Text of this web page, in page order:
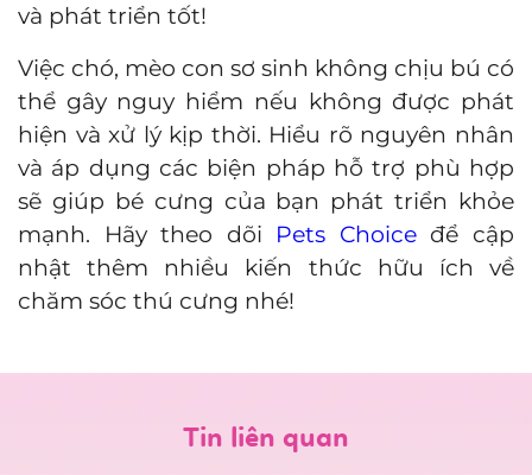
và phát triển tốt!
Việc chó, mèo con sơ sinh không chịu bú có
thể gây nguy hiểm nếu không được phát
hiện và xử lý kịp thời. Hiểu rõ nguyên nhân
và áp dụng các biện pháp hỗ trợ phù hợp
sẽ giúp bé cưng của bạn phát triển khỏe
mạnh. Hãy theo dõi Pets Choiceđể cập
nhật thêm nhiều kiến thức hữu ích về
chăm sóc thú cưng nhé!
Tin liên quan